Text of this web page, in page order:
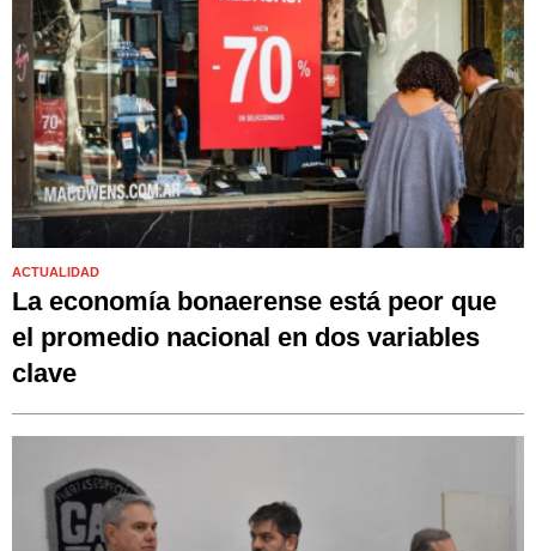
ACTUALIDAD
La economía bonaerense está peor que
el promedio nacional en dos variables
clave